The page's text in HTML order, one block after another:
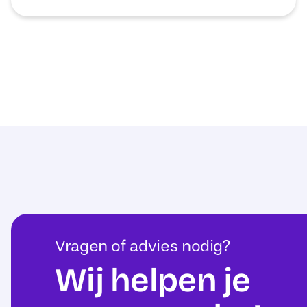
Vragen of advies nodig?
Wij helpen je